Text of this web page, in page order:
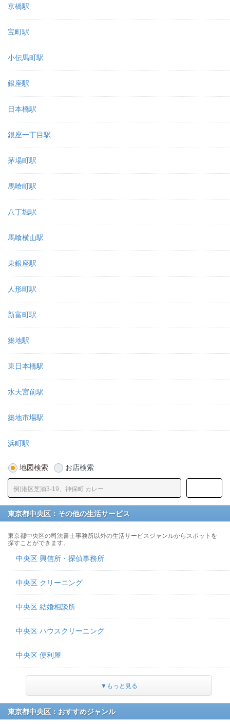
京橋駅
宝町駅
小伝馬町駅
銀座駅
日本橋駅
銀座一丁目駅
茅場町駅
馬喰町駅
八丁堀駅
馬喰横山駅
東銀座駅
人形町駅
新富町駅
築地駅
東日本橋駅
水天宮前駅
築地市場駅
浜町駅
地図検索 お店検索
東京都中央区：その他の生活サービス
東京都中央区の司法書士事務所以外の生活サービスジャンルからスポットを
探すことができます。
中央区 興信所・探偵事務所
中央区 クリーニング
中央区 結婚相談所
中央区 ハウスクリーニング
中央区 便利屋
▼もっと見る
東京都中央区：おすすめジャンル